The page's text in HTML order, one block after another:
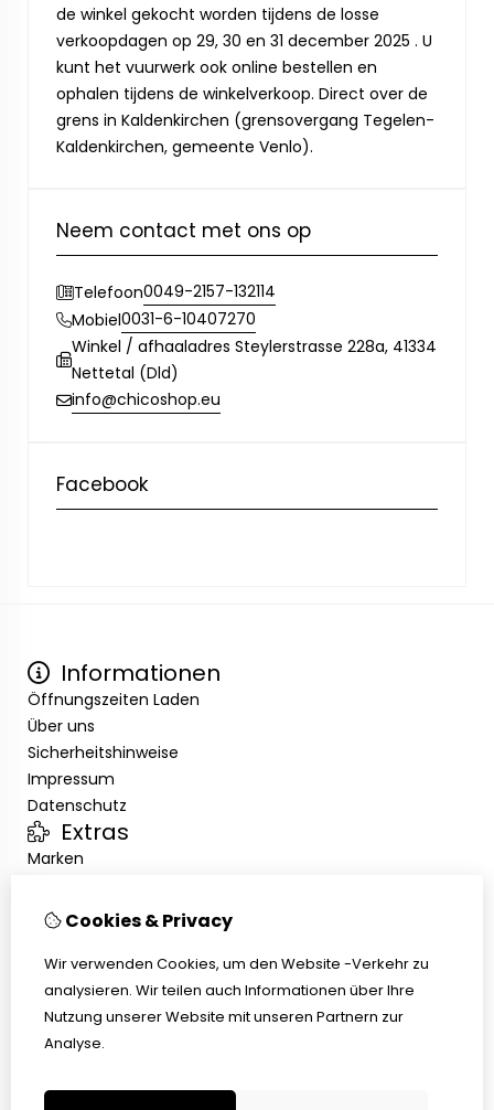
de winkel gekocht worden tijdens de losse
verkoopdagen op 29, 30 en 31 december 2025 . U
kunt het vuurwerk ook online bestellen en
ophalen tijdens de winkelverkoop. Direct over de
grens in Kaldenkirchen (grensovergang Tegelen-
Kaldenkirchen, gemeente Venlo).
Neem contact met ons op
Telefoon0049-2157-132114
Mobiel0031-6-10407270
Winkel / afhaaladres Steylerstrasse 228a, 41334
Nettetal (Dld)
info@chicoshop.eu
Facebook
Informationen
Öffnungszeiten Laden
Über uns
Sicherheitshinweise
Impressum
Datenschutz
Extras
Marken
Kundenservice
Übersicht
Abholen
AGB
Widerrufsbelehrung
Cookies & Privacy
Wir verwenden Cookies, um den Website -Verkehr zu
analysieren. Wir teilen auch Informationen über Ihre
Nutzung unserer Website mit unseren Partnern zur
Analyse.